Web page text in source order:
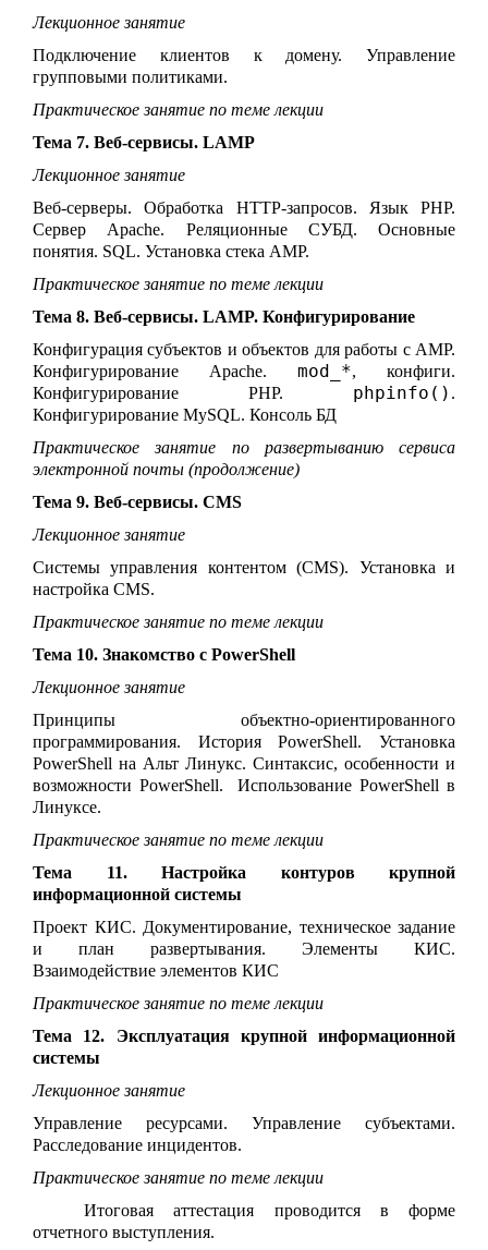
Лекционное занятие
Подключение клиентов к домену. Управление
групповыми политиками.
Практическое занятие по теме лекции
Тема 7. Веб-сервисы. LAMP
Лекционное занятие
Веб-серверы. Обработка HTTP-запросов. Язык PHP.
Сервер Apache. Реляционные СУБД. Основные
понятия. SQL. Установка стека AMP.
Практическое занятие по теме лекции
Тема 8. Веб-сервисы. LAMP. Конфигурирование
Конфигурация субъектов и объектов для работы с AMP.
Конфигурирование Apache. mod_*, конфиги.
Конфигурирование PHP. phpinfo() .
Конфигурирование MySQL. Консоль БД
Практическое занятие по развертыванию сервиса
электронной почты (продолжение)
Тема 9. Веб-сервисы. CMS
Лекционное занятие
Системы управления контентом (CMS). Установка и
настройка CMS.
Практическое занятие по теме лекции
Тема 10. Знакомство с PowerShell
Лекционное занятие
Принципы объектно-ориентированного
программирования. История PowerShell. Установка
PowerShell на Альт Линукс. Синтаксис, особенности и
возможности PowerShell. Использование PowerShell в
Линуксе.
Практическое занятие по теме лекции
Тема 11. Настройка контуров крупной
информационной системы
Проект КИС. Документирование, техническое задание
и план развертывания. Элементы КИС.
Взаимодействие элементов КИС
Практическое занятие по теме лекции
Тема 12. Эксплуатация крупной информационной
системы
Лекционное занятие
Управление ресурсами. Управление субъектами.
Расследование инцидентов.
Практическое занятие по теме лекции
Итоговая аттестация проводится в форме
отчетного выступления.